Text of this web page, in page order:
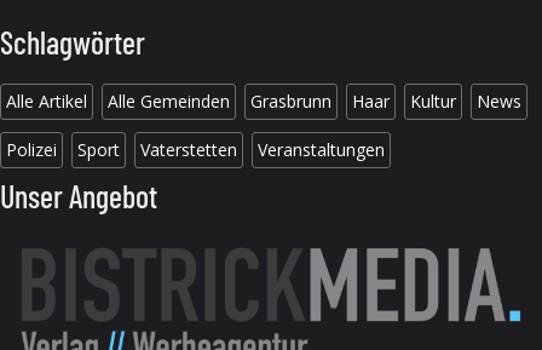
Schlagwörter
Alle Artikel Alle Gemeinden Grasbrunn Haar Kultur News
Polizei Sport Vaterstetten Veranstaltungen
Unser Angebot